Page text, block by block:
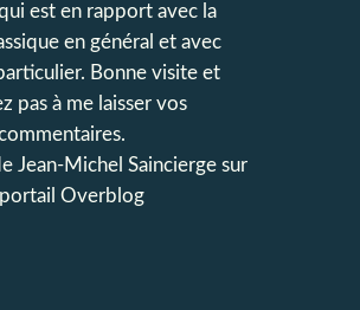
est en rapport avec la
en général et avec
Bonne visite et
pas à me laisser vos
Jean-Michel Sainciergesur
portail Overblog